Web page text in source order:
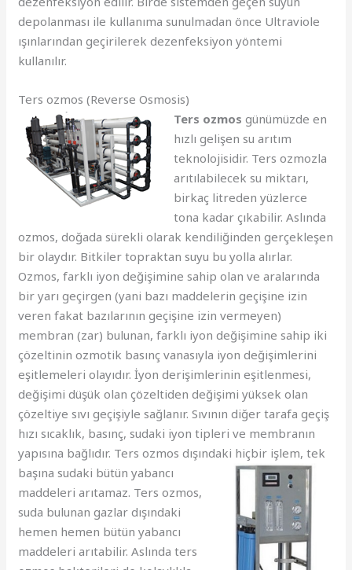
depolanması ile kullanıma sunulmadan önce Ultraviole
ışınlarından geçirilerek dezenfeksiyon yöntemi
kullanılır.
Ters ozmos (Reverse Osmosis)
Ters ozmos günümüzde en
hızlı gelişen su arıtım
teknolojisidir. Ters ozmozla
arıtılabilecek su miktarı,
birkaç litreden yüzlerce
tona kadar çıkabilir. Aslında
ozmos, doğada sürekli olarak kendiliğinden gerçekleşen
bir olaydır. Bitkiler topraktan suyu bu yolla alırlar.
Ozmos, farklı iyon değişimine sahip olan ve aralarında
bir yarı geçirgen (yani bazı maddelerin geçişine izin
veren fakat bazılarının geçişine izin vermeyen)
membran (zar) bulunan, farklı iyon değişimine sahip iki
çözeltinin ozmotik basınç vanasıyla iyon değişimlerini
eşitlemeleri olayıdır. İyon derişimlerinin eşitlenmesi,
değişimi düşük olan çözeltiden değişimi yüksek olan
çözeltiye sıvı geçişiyle sağlanır. Sıvının diğer tarafa geçiş
hızı sıcaklık, basınç, sudaki iyon tipleri ve membranın
yapısına bağlıdır. Ters ozmos dışındaki hiçbir işlem, tek
başına sudaki bütün yabancı
maddeleri arıtamaz. Ters ozmos,
suda bulunan gazlar dışındaki
hemen hemen bütün yabancı
maddeleri arıtabilir. Aslında ters